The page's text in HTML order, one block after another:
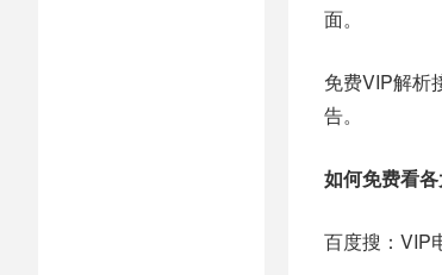
面。
免费VIP解析
告。
如何免费看
百度搜：VIP